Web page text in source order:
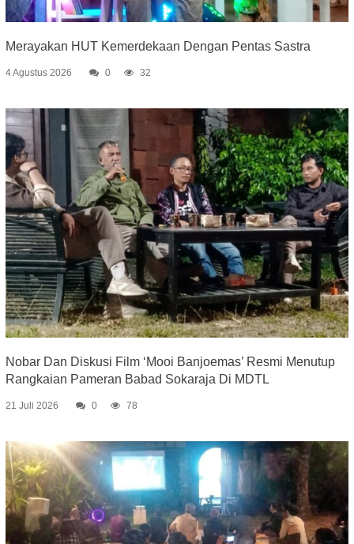
Merayakan HUT Kemerdekaan Dengan Pentas Sastra
4 Agustus 2026 0 32
Nobar Dan Diskusi Film ‘Mooi Banjoemas’ Resmi Menutup
Rangkaian Pameran Babad Sokaraja Di MDTL
21 Juli 2026 0 78